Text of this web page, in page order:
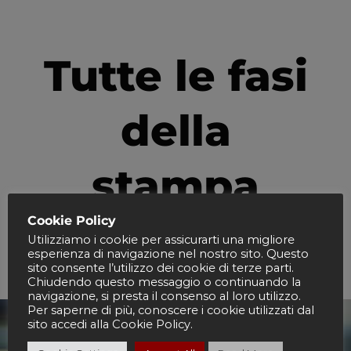
Tutte le fasi
della
stampa
serigrafica
Cookie Policy
Utilizziamo i cookie per assicurarti una migliore
esperienza di navigazione nel nostro sito. Questo
sito consente l’utilizzo dei cookie di terze parti.
Chiudendo questo messaggio o continuando la
navigazione, si presta il consenso al loro utilizzo.
Per saperne di più, conoscere i cookie utilizzati dal
sito accedi alla Cookie Policy.